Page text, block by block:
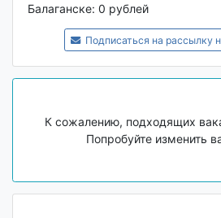
Балаганске: 0 рублей
Подписаться на рассылку
К сожалению, подходящих
Попробуйте изменить